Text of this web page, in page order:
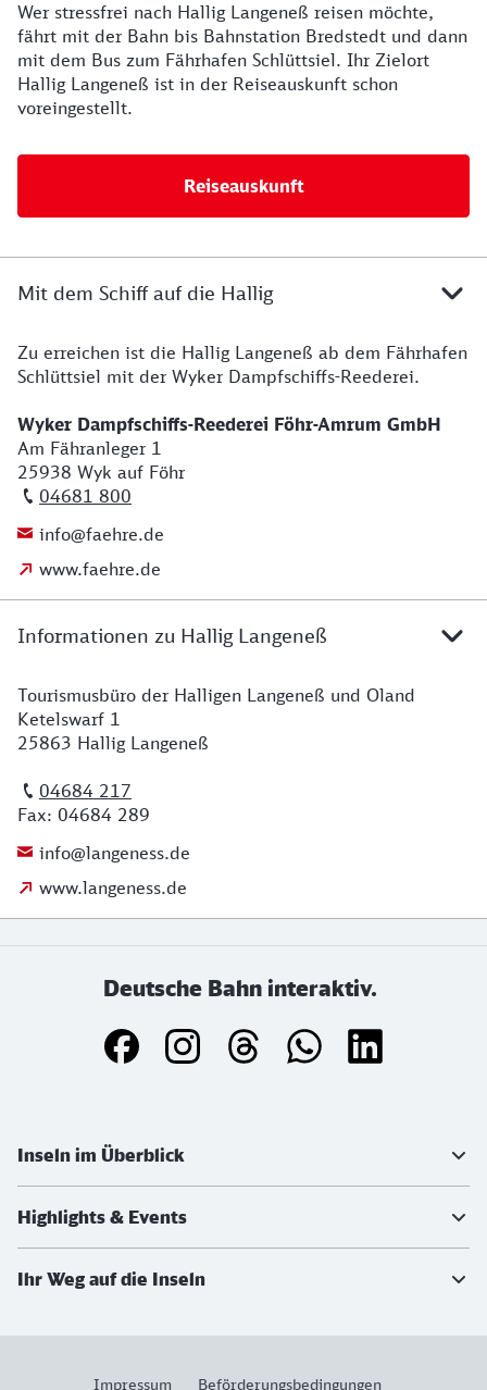
Bahn-Anreise
Wer stressfrei nach Hallig Langeneß reisen möchte,
fährt mit der Bahn bis Bahnstation Bredstedt und dann
mit dem Bus zum Fährhafen Schlüttsiel. Ihr Zielort
Hallig Langeneß ist in der Reiseauskunft schon
voreingestellt.
Reiseauskunft
Mit dem Schiff auf die Hallig
Zu erreichen ist die Hallig Langeneß ab dem Fährhafen
Schlüttsiel mit der Wyker Dampfschiffs-Reederei.
Wyker Dampfschiffs-Reederei Föhr-Amrum GmbH
Am Fähranleger 1
25938 Wyk auf Föhr
04681 800
info@faehre.de
www.faehre.de
Informationen zu Hallig Langeneß
Tourismusbüro der Halligen Langeneß und Oland
Ketelswarf 1
25863 Hallig Langeneß
04684 217
Fax: 04684 289
info@langeness.de
www.langeness.de
Deutsche Bahn interaktiv.
Weiterführende Informationen
Inseln im Überblick
Highlights & Events
Ihr Weg auf die Inseln
Impressum Beförderungsbedingungen